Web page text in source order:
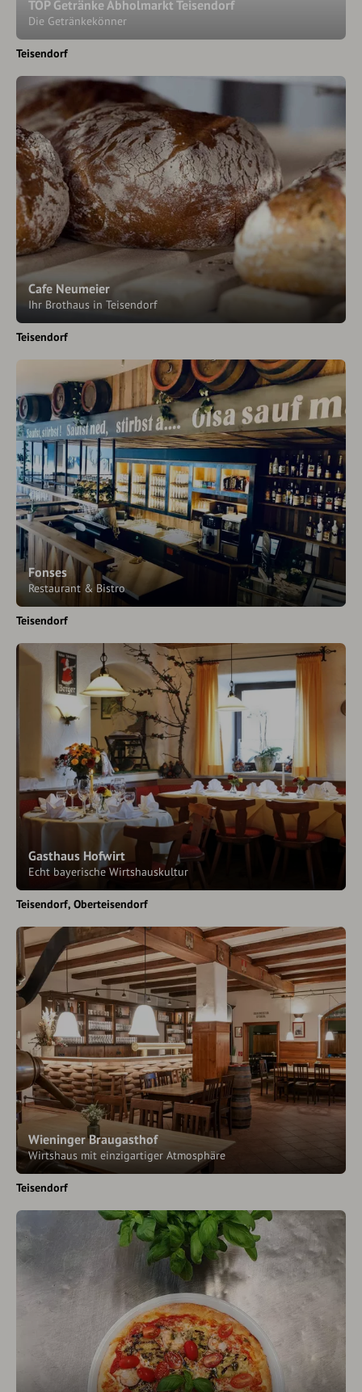
TOP Getränke Abholmarkt Teisendorf
Die Getränkekönner
Teisendorf
Cafe Neumeier
Ihr Brothaus in Teisendorf
Teisendorf
Fonses
Restaurant & Bistro
Teisendorf
Gasthaus Hofwirt
Echt bayerische Wirtshauskultur
Teisendorf Oberteisendorf
Wieninger Braugasthof
Wirtshaus mit einzigartiger Atmosphäre
Teisendorf